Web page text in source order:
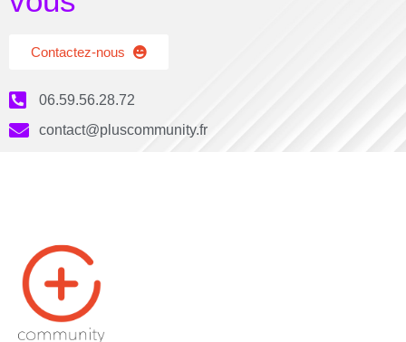
Contactez-nous
06.59.56.28.72
contact@pluscommunity.fr